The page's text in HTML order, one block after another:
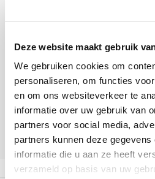
Deze website maakt gebruik
We gebruiken cookies om
personaliseren, om functies
en om ons websiteverkeer te
informatie over uw gebruik van
partners voor social media,
partners kunnen deze
informatie die u aan ze heeft
verzameld op basis van uw